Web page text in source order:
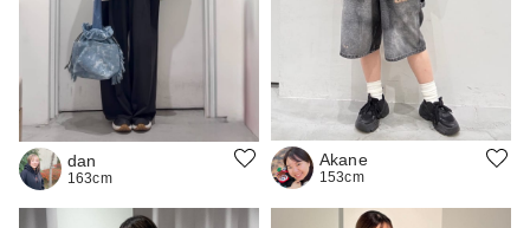
dan
163cm
Akane
153cm